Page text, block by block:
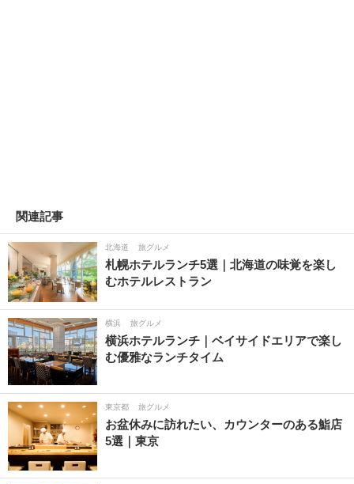
関連記事
北海道 旅グルメ
札幌ホテルランチ5選｜北海道の味覚を楽し
むホテルレストラン
横浜 旅グルメ
横浜ホテルランチ｜ベイサイドエリアで楽し
む優雅なランチタイム
東京都 旅グルメ
お盆休みに訪れたい、カウンターのある鮨店
5選｜東京